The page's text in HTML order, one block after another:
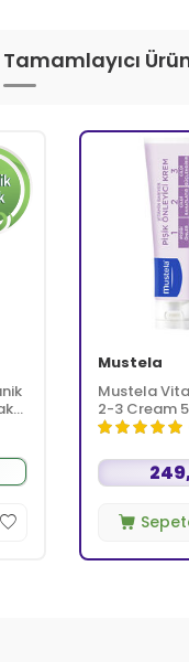
Tamamlayıcı
Mustela
Mustela
2-3 Cream